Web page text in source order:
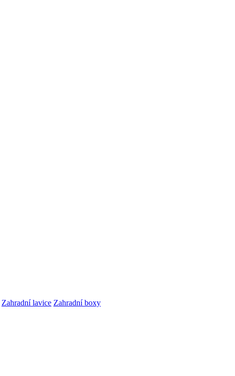
Zahradní lavice Zahradní boxy